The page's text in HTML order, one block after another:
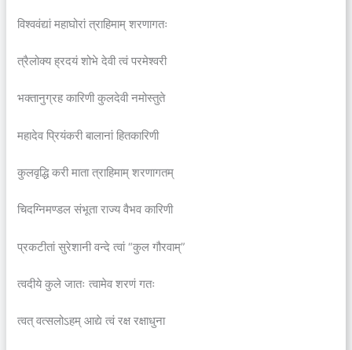
विश्ववंद्यां महाघोरां त्राहिमाम् शरणागतः
त्रैलोक्य ह्रदयं शोभे देवी त्वं परमेश्वरी
भक्तानुग्रह कारिणी कुलदेवी नमोस्तुते
महादेव प्रियंकरी बालानां हितकारिणी
कुलवृद्धि करी माता त्राहिमाम् शरणागतम्
चिदग्निमण्डल संभूता राज्य वैभव कारिणी
प्रकटीतां सुरेशानी वन्दे त्वां “कुल गौरवाम्”
त्वदीये कुले जातः त्वामेव शरणं गतः
त्वत् वत्सलोऽहम् आद्ये त्वं रक्ष रक्षाधुना